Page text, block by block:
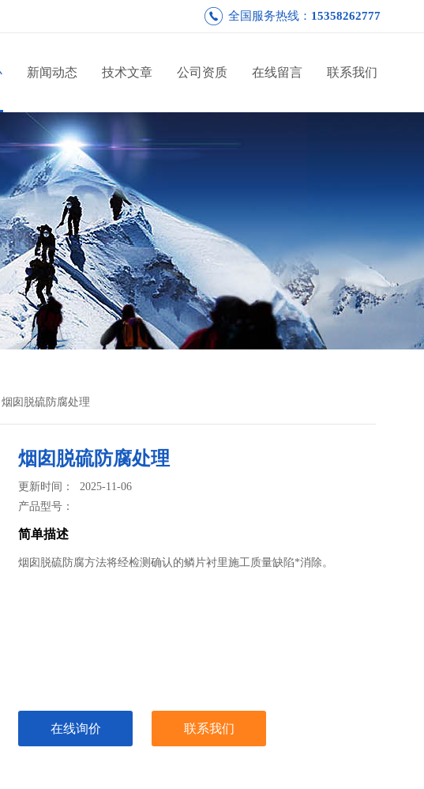
全国服务热线： 15358262777
新闻动态 技术文章 公司资质 在线留言 联系我们
囱脱硫防腐处理
烟囱脱硫防腐处理
更新时间： 2025-11-06
产品型号：
简单描述
烟囱脱硫防腐方法将经检测确认的鳞片衬里施工质量缺陷*消除。
在线询价 联系我们